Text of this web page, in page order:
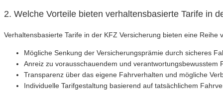
2. Welche Vorteile bieten verhaltensbasierte Tarife in
Verhaltensbasierte Tarife in der KFZ Versicherung bieten eine Reihe
Mögliche Senkung der Versicherungsprämie durch sicheres
Anreiz zu vorausschauendem und verantwortungsbewusstem
Transparenz über das eigene Fahrverhalten und mögliche
Individuelle Tarifgestaltung basierend auf tatsächlichem